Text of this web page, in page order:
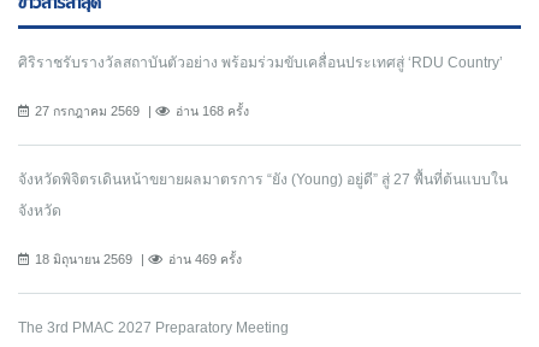
ศิริราชรับรางวัลสถาบันตัวอย่าง พร้อมร่วมขับเคลื่อนประเทศสู่ ‘RDU Country’
27 กรกฎาคม 2569 อ่าน 168 ครั้ง
จังหวัดพิจิตรเดินหน้าขยายผลมาตรการ “ยัง (Young) อยู่ดี” สู่ 27 พื้นที่ต้นแบบใน
จังหวัด
18 มิถุนายน 2569 อ่าน 469 ครั้ง
The 3rd PMAC 2027 Preparatory Meeting